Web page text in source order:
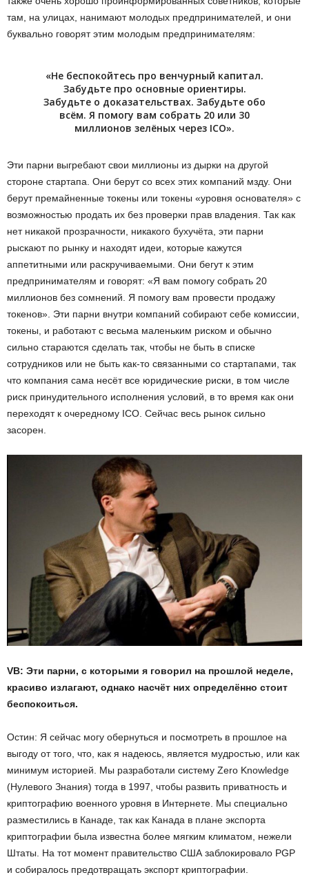
там, на улицах, нанимают молодых предпринимателей, и они
буквально говорят этим молодым предпринимателям:
«Не беспокойтесь про венчурный капитал.
Забудьте про основные ориентиры.
Забудьте о доказательствах. Забудьте обо
всём. Я помогу вам собрать 20 или 30
миллионов зелёных через ICO».
Эти парни выгребают свои миллионы из дырки на другой
стороне стартапа. Они берут со всех этих компаний мзду. Они
берут премайненные токены или токены «уровня основателя» с
возможностью продать их без проверки прав владения. Так как
нет никакой прозрачности, никакого бухучёта, эти парни
рыскают по рынку и находят идеи, которые кажутся
аппетитными или раскручиваемыми. Они бегут к этим
предпринимателям и говорят: «Я вам помогу собрать 20
миллионов без сомнений. Я помогу вам провести продажу
токенов». Эти парни внутри компаний собирают себе комиссии,
токены, и работают с весьма маленьким риском и обычно
сильно стараются сделать так, чтобы не быть в списке
сотрудников или не быть как-то связанными со стартапами, так
что компания сама несёт все юридические риски, в том числе
риск принудительного исполнения условий, в то время как они
переходят к очередному ICO. Сейчас весь рынок сильно
засорен.
VB: Эти парни, с которыми я говорил на прошлой неделе,
красиво излагают, однако насчёт них определённо стоит
беспокоиться.
Остин: Я сейчас могу обернуться и посмотреть в прошлое на
выгоду от того, что, как я надеюсь, является мудростью, или как
минимум историей. Мы разработали систему Zero Knowledge
(Нулевого Знания) тогда в 1997, чтобы развить приватность и
криптографию военного уровня в Интернете. Мы специально
разместились в Канаде, так как Канада в плане экспорта
криптографии была известна более мягким климатом, нежели
Штаты. На тот момент правительство США заблокировало PGP
и собиралось предотвращать экспорт криптографии.